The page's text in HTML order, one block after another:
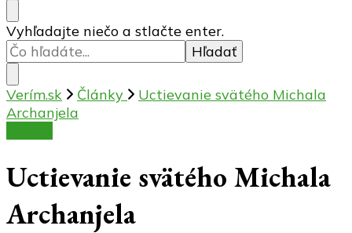
Hľadáte
niečo?
Vyhľadajte niečo a stlačte enter.
Verím.sk Články
Uctievanie svätého Michala
Archanjela
Uctievanie svätého Michala
Archanjela